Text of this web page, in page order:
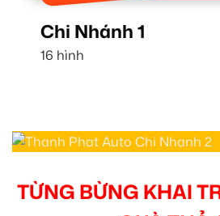
Chi Nhánh 1
16 hình
TỪNG BỪNG KHAI